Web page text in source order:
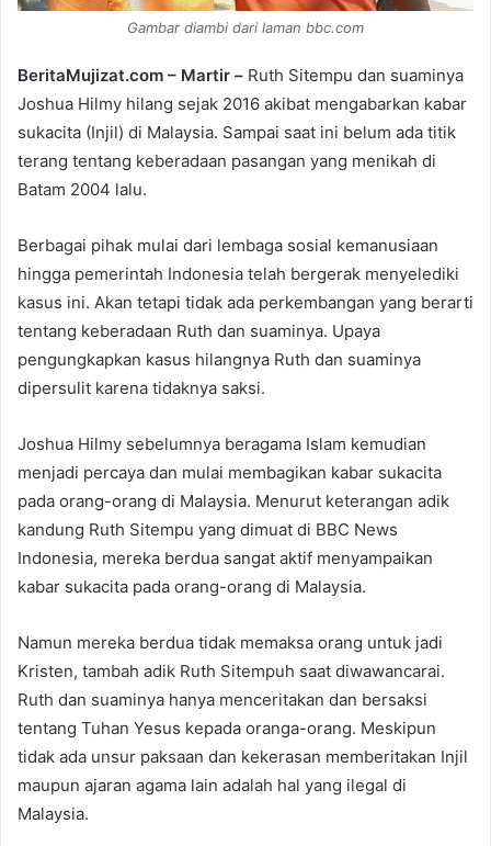
Gambar diambi dari laman bbc.com
BeritaMujizat.com – Martir – Ruth Sitempu dan suaminya
Joshua Hilmy hilang sejak 2016 akibat mengabarkan kabar
sukacita (Injil) di Malaysia. Sampai saat ini belum ada titik
terang tentang keberadaan pasangan yang menikah di
Batam 2004 lalu.
Berbagai pihak mulai dari lembaga sosial kemanusiaan
hingga pemerintah Indonesia telah bergerak menyelediki
kasus ini. Akan tetapi tidak ada perkembangan yang berarti
tentang keberadaan Ruth dan suaminya. Upaya
pengungkapkan kasus hilangnya Ruth dan suaminya
dipersulit karena tidaknya saksi.
Joshua Hilmy sebelumnya beragama Islam kemudian
menjadi percaya dan mulai membagikan kabar sukacita
pada orang-orang di Malaysia. Menurut keterangan adik
kandung Ruth Sitempu yang dimuat di BBC News
Indonesia, mereka berdua sangat aktif menyampaikan
kabar sukacita pada orang-orang di Malaysia.
Namun mereka berdua tidak memaksa orang untuk jadi
Kristen, tambah adik Ruth Sitempuh saat diwawancarai.
Ruth dan suaminya hanya menceritakan dan bersaksi
tentang Tuhan Yesus kepada oranga-orang. Meskipun
tidak ada unsur paksaan dan kekerasan memberitakan Injil
maupun ajaran agama lain adalah hal yang ilegal di
Malaysia.